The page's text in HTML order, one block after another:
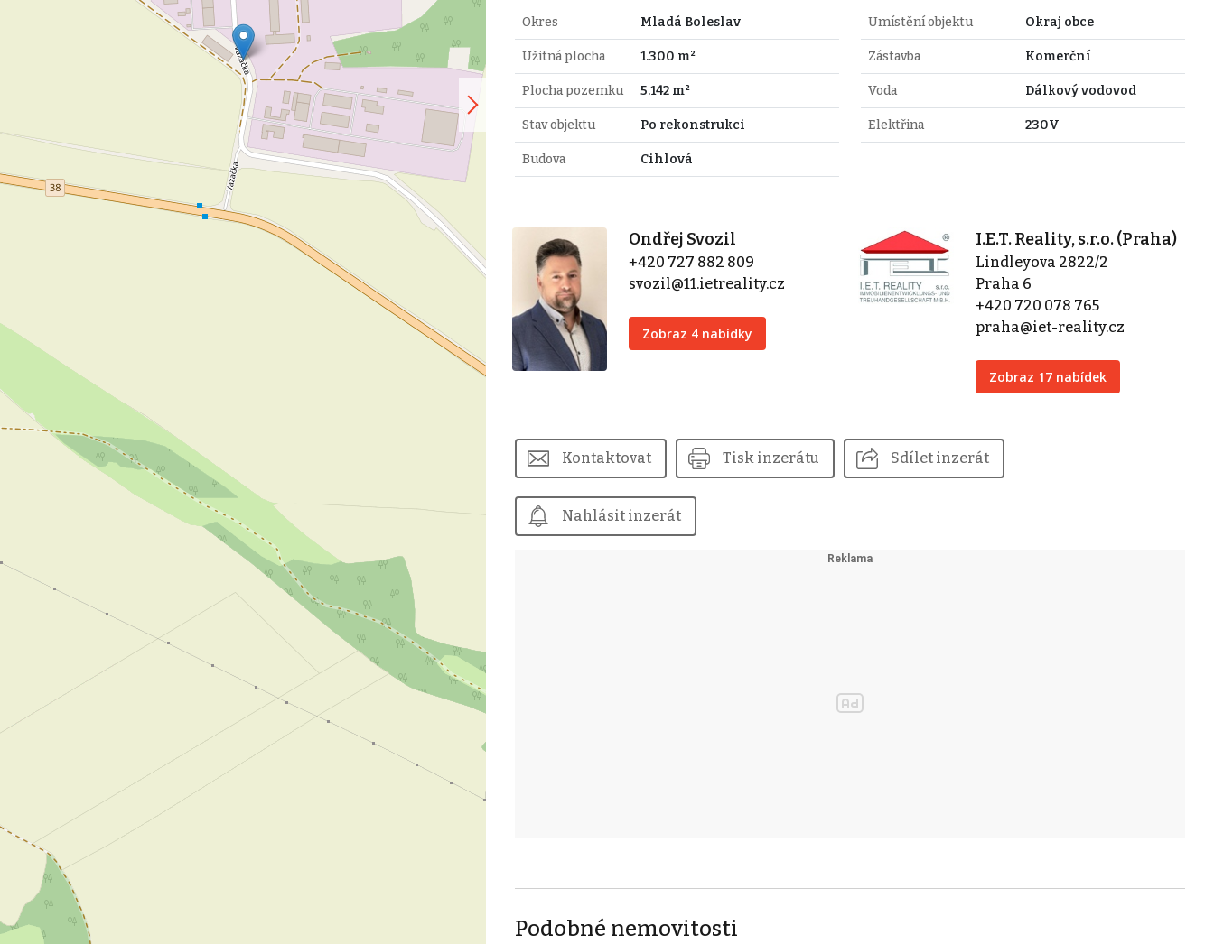
Okres Mladá Boleslav
Užitná plocha 1.300 m²
Plocha pozemku 5.142 m²
Stav objektu Po rekonstrukci
Budova Cihlová
Umístění objektu Okraj obce
Zástavba Komerční
Voda Dálkový vodovod
Elektřina 230V
Ondřej Svozil
+420 727 882 809
svozil@11.ietreality.cz
Zobraz 4 nabídky
I.E.T. Reality, s.r.o. (Praha)
Lindleyova 2822/2
Praha 6
+420 720 078 765
praha@iet-reality.cz
Zobraz 17 nabídek
Kontaktovat Tisk inzerátu Sdílet inzerát
Nahlásit inzerát
Podobné nemovitosti